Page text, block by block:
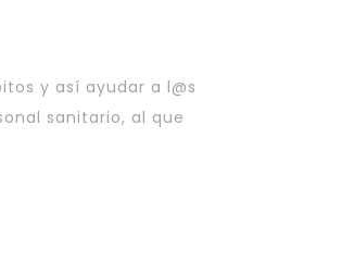
y así ayudar a l@s
sanitario, al que